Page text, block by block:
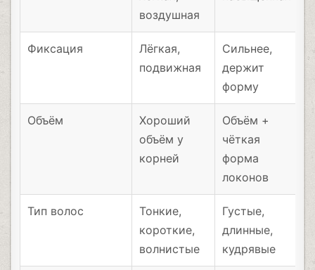
воздушная
Фиксация
Лёгкая,
подвижная
Сильнее,
держит
форму
Объём
Хороший
объём у
корней
Объём +
чёткая
форма
локонов
Тип волос
Тонкие,
короткие,
волнистые
Густые,
длинные,
кудрявые